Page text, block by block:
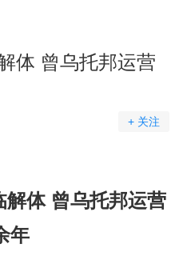
体 曾乌托邦运营
+ 关注
解体 曾乌托邦运营
年